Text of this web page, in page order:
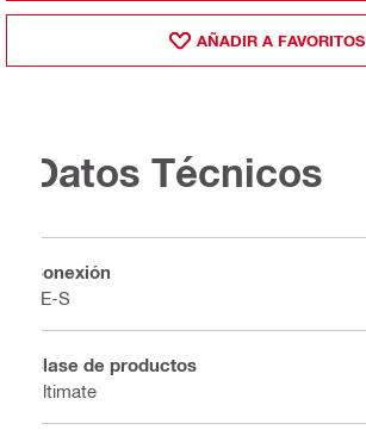
AÑADIR A FAVORITOS
Datos Técnicos
Conexión
TE-S
Clase de productos
Ultimate